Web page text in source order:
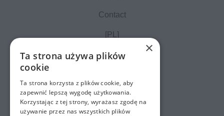
Contact
[PL]
×
Ta strona używa plików
cookie
Ta strona korzysta z plików cookie, aby
zapewnić lepszą wygodę użytkowania.
Korzystając z tej strony, wyrażasz zgodę na
używanie przez nas wszystkich plików